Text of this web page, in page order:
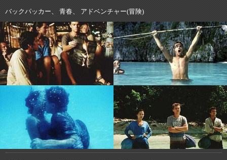
バックパッカー、 青春、 アドベンチャー(冒険)